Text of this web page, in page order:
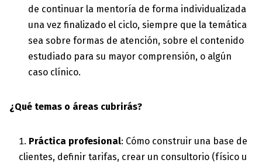
de continuar la mentoría de forma individualizada
una vez finalizado el ciclo, siempre que la temática
sea sobre formas de atención, sobre el contenido
estudiado para su mayor comprensión, o algún
caso clínico.
¿Qué temas o áreas cubrirás?
Práctica profesional: Cómo construir una base de
clientes, definir tarifas, crear un consultorio (físico u